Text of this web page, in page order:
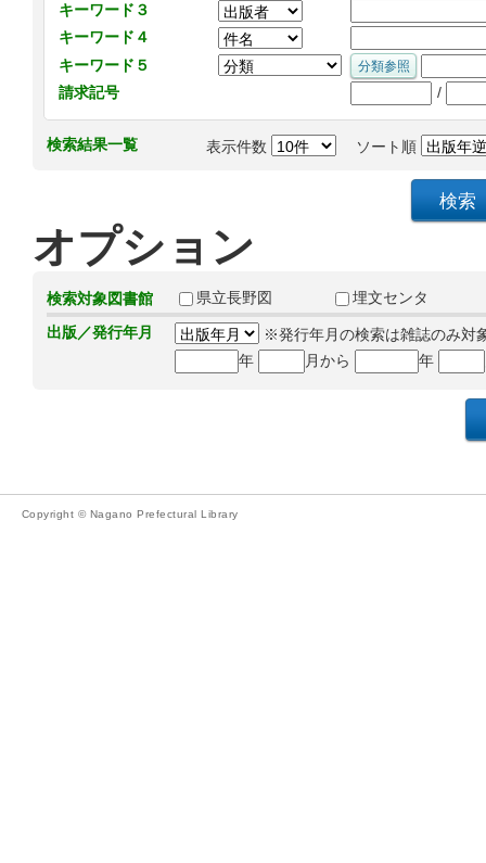
キーワード３
キーワード４
キーワード５
請求記号
/
検索結果一覧 表示件数 ソート順
オプション
検索対象図書館 県立長野図
埋文センタ
出版／発行年月
※発行年月の検索は雑誌のみ対
年
月から 年
Copyright © Nagano Prefectural Library